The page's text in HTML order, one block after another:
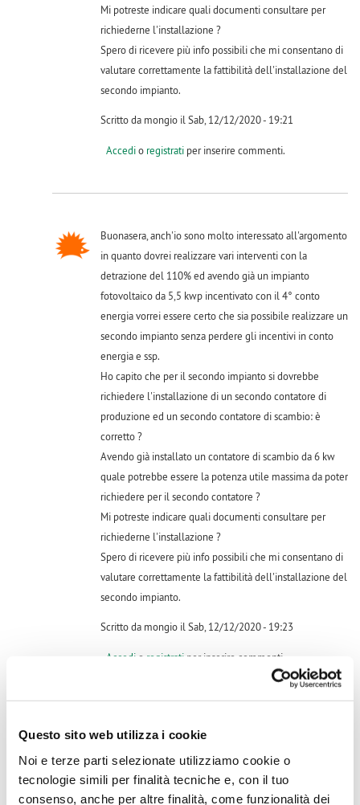
Questo sito web utilizza i cookie
Noi e terze parti selezionate utilizziamo cookie o
tecnologie simili per finalità tecniche e, con il tuo
consenso, anche per altre finalità, come funzionalità dei
Mi potreste indicare quali documenti consultare per
richiederne l'installazione ?
Spero di ricevere più info possibili che mi consentano di
valutare correttamente la fattibilità dell'installazione del
secondo impianto.
Scritto da mongio il Sab, 12/12/2020 - 19:21
Accedio registratiper inserire commenti.
Buonasera, anch'io sono molto interessato all'argomento
in quanto dovrei realizzare vari interventi con la
detrazione del 110% ed avendo già un impianto
fotovoltaico da 5,5 kwp incentivato con il 4° conto
energia vorrei essere certo che sia possibile realizzare un
secondo impianto senza perdere gli incentivi in conto
energia e ssp.
Ho capito che per il secondo impianto si dovrebbe
richiedere l'installazione di un secondo contatore di
produzione ed un secondo contatore di scambio: è
corretto ?
Avendo già installato un contatore di scambio da 6 kw
quale potrebbe essere la potenza utile massima da poter
richiedere per il secondo contatore ?
Mi potreste indicare quali documenti consultare per
richiederne l'installazione ?
Spero di ricevere più info possibili che mi consentano di
valutare correttamente la fattibilità dell'installazione del
secondo impianto.
Scritto da mongio il Sab, 12/12/2020 - 19:23
Accedio registratiper inserire commenti.
volevo sapere se a distanza di tempo adesso ha avuto risposta
a proposito di un secondo impianto fotovoltaico con altro
contatore, è fattibile? grazie